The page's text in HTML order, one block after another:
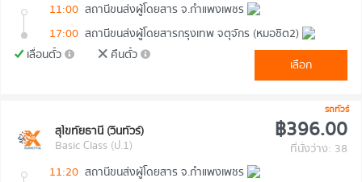
11:00 สถานีขนส่งผู้โดยสาร จ.กำแพงเพชร
17:00 สถานีขนส่งผู้โดยสารกรุงเทพ จตุจักร (หมอชิต2)
เลื่อนตั๋ว
คืนตั๋ว
เลือก
รถทัวร์
สุโขทัยธานี (วินทัวร์)
Basic Class (ป.1)
฿396.00
ที่นั่งว่าง: 38
11:20 สถานีขนส่งผู้โดยสาร จ.กำแพงเพชร